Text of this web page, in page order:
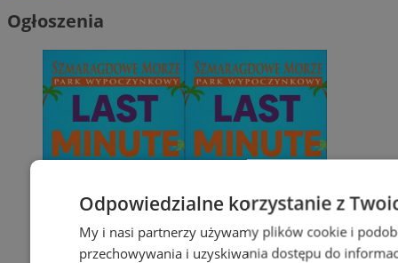
Ogłoszenia
Odpowiedzialne korzystanie z
My i nasi partnerzy używamy plików cookie i
przechowywania i uzyskiwania dostępu do